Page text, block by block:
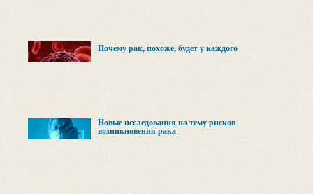
Почему рак, похоже, будет у каждого
Новые исследования на тему рисков
возникновения рака